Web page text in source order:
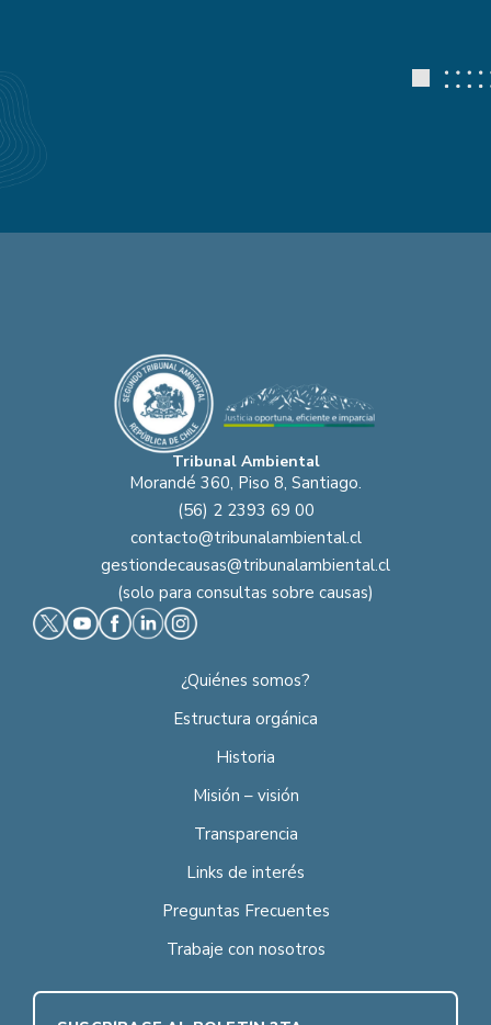
Tribunal Ambiental
Morandé 360, Piso 8, Santiago.
(56) 2 2393 69 00
contacto@tribunalambiental.cl
gestiondecausas@tribunalambiental.cl
(solo para consultas sobre causas)
¿Quiénes somos?
Estructura orgánica
Historia
Misión – visión
Transparencia
Links de interés
Preguntas Frecuentes
Trabaje con nosotros